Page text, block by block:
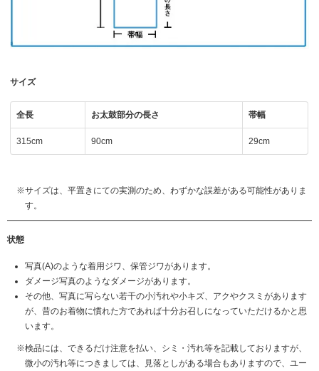
サイズ
全長 お太鼓部分の長さ 帯幅
315cm 90cm 29cm
サイズは、平置きにての実測のため、わずかな誤差がある可能性がありま
す。
状態
写真(A)のような着用ジワ、保管ジワがあります。
ダメージ写真のようなダメージがあります。
その他、写真に写らない若干の小汚れや小キズ、アクやクスミがあります
が、昔のお着物に慣れた方であれば十分お召しになっていただけるかと思
います。
検品には、できるだけ注意を払い、シミ・汚れ等を記載しておりますが、
微小の汚れ等につきましては、見落としがある場合もありますので、ユー